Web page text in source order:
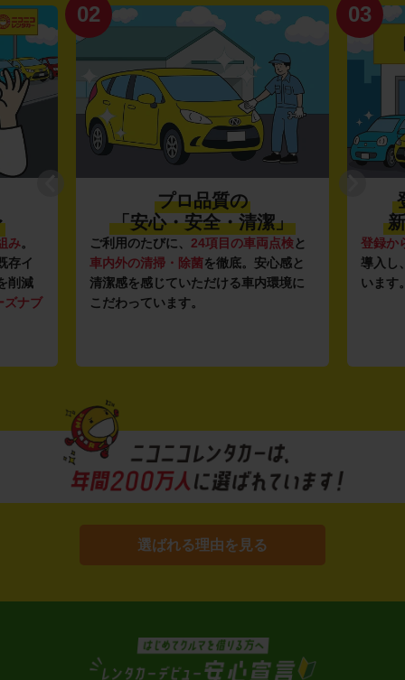
み。
存イ
削減
ズナブ
02
プロ品質の
「安心・安全・清潔」
ご利用のたびに、 24項目の車両点検と
車内外の清掃・除菌を徹底。安心感と
清潔感を感じていただける車内環境に
こだわっています。
03
登録か
導入し
います
選ばれる理由を見る